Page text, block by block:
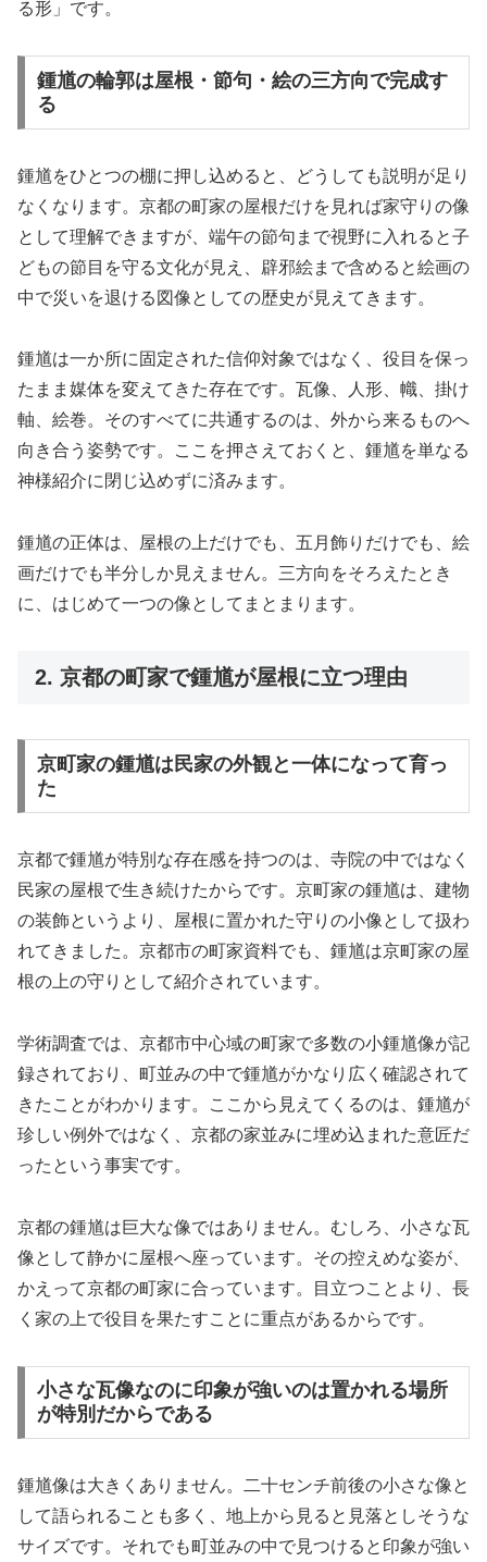
る形」です。
鍾馗の輪郭は屋根・節句・絵の三方向で完成す
る
鍾馗をひとつの棚に押し込めると、どうしても説明が足り
なくなります。京都の町家の屋根だけを見れば家守りの像
として理解できますが、端午の節句まで視野に入れると子
どもの節目を守る文化が見え、辟邪絵まで含めると絵画の
中で災いを退ける図像としての歴史が見えてきます。
鍾馗は一か所に固定された信仰対象ではなく、役目を保っ
たまま媒体を変えてきた存在です。瓦像、人形、幟、掛け
軸、絵巻。そのすべてに共通するのは、外から来るものへ
向き合う姿勢です。ここを押さえておくと、鍾馗を単なる
神様紹介に閉じ込めずに済みます。
鍾馗の正体は、屋根の上だけでも、五月飾りだけでも、絵
画だけでも半分しか見えません。三方向をそろえたとき
に、はじめて一つの像としてまとまります。
2. 京都の町家で鍾馗が屋根に立つ理由
京町家の鍾馗は民家の外観と一体になって育っ
た
京都で鍾馗が特別な存在感を持つのは、寺院の中ではなく
民家の屋根で生き続けたからです。京町家の鍾馗は、建物
の装飾というより、屋根に置かれた守りの小像として扱わ
れてきました。京都市の町家資料でも、鍾馗は京町家の屋
根の上の守りとして紹介されています。
学術調査では、京都市中心域の町家で多数の小鍾馗像が記
録されており、町並みの中で鍾馗がかなり広く確認されて
きたことがわかります。ここから見えてくるのは、鍾馗が
珍しい例外ではなく、京都の家並みに埋め込まれた意匠だ
ったという事実です。
京都の鍾馗は巨大な像ではありません。むしろ、小さな瓦
像として静かに屋根へ座っています。その控えめな姿が、
かえって京都の町家に合っています。目立つことより、長
く家の上で役目を果たすことに重点があるからです。
小さな瓦像なのに印象が強いのは置かれる場所
が特別だからである
鍾馗像は大きくありません。二十センチ前後の小さな像と
して語られることも多く、地上から見ると見落としそうな
サイズです。それでも町並みの中で見つけると印象が強い